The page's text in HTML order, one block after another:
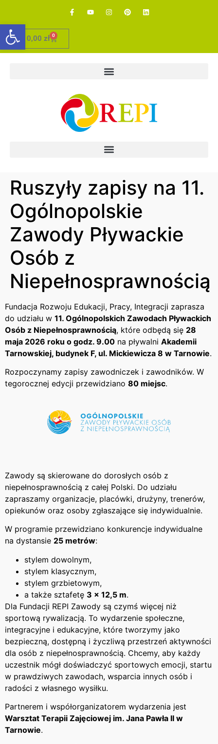
Otwórz pasek narzędzi
0,00 zł 0
Ruszyły zapisy na 11.
Ogólnopolskie
Zawody Pływackie
Osób z
Niepełnosprawnością
Fundacja Rozwoju Edukacji, Pracy, Integracji zaprasza
do udziału w 11. Ogólnopolskich Zawodach Pływackich
Osób z Niepełnosprawnością, które odbędą się 28
maja 2026 roku o godz. 9.00 na pływalni Akademii
Tarnowskiej, budynek F, ul. Mickiewicza 8 w Tarnowie.
Rozpoczynamy zapisy zawodniczek i zawodników. W
tegorocznej edycji przewidziano 80 miejsc.
Zawody są skierowane do dorosłych osób z
niepełnosprawnością z całej Polski. Do udziału
zapraszamy organizacje, placówki, drużyny, trenerów,
opiekunów oraz osoby zgłaszające się indywidualnie.
W programie przewidziano konkurencje indywidualne
na dystansie 25 metrów:
stylem dowolnym,
stylem klasycznym,
stylem grzbietowym,
a także sztafetę 3 × 12,5 m.
Dla Fundacji REPI Zawody są czymś więcej niż
sportową rywalizacją. To wydarzenie społeczne,
integracyjne i edukacyjne, które tworzymy jako
bezpieczną, dostępną i życzliwą przestrzeń aktywności
dla osób z niepełnosprawnością. Chcemy, aby każdy
uczestnik mógł doświadczyć sportowych emocji, startu
w prawdziwych zawodach, wsparcia innych osób i
radości z własnego wysiłku.
Partnerem i współorganizatorem wydarzenia jest
Warsztat Terapii Zajęciowej im. Jana Pawła II w
Tarnowie.